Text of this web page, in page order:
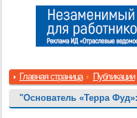
Главная страница Публикации
"Основатель «Терра